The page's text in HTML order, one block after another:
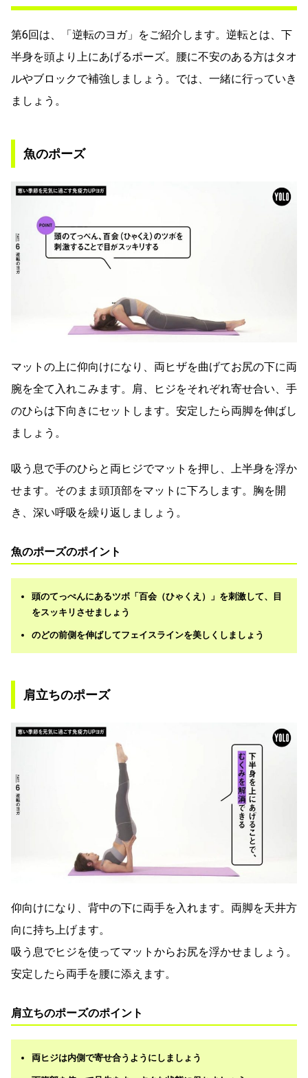
第6回は、「逆転のヨガ」をご紹介します。逆転とは、下
半身を頭より上にあげるポーズ。腰に不安のある方はタオ
ルやブロックで補強しましょう。では、一緒に行っていき
ましょう。
魚のポーズ
マットの上に仰向けになり、両ヒザを曲げてお尻の下に両
腕を全て入れこみます。肩、ヒジをそれぞれ寄せ合い、手
のひらは下向きにセットします。安定したら両脚を伸ばし
ましょう。
吸う息で手のひらと両ヒジでマットを押し、上半身を浮か
せます。そのまま頭頂部をマットに下ろします。胸を開
き、深い呼吸を繰り返しましょう。
魚のポーズのポイント
頭のてっぺんにあるツボ「百会（ひゃくえ）」を刺激して、目
をスッキリさせましょう
のどの前側を伸ばしてフェイスラインを美しくしましょう
肩立ちのポーズ
仰向けになり、背中の下に両手を入れます。両脚を天井方
向に持ち上げます。
吸う息でヒジを使ってマットからお尻を浮かせましょう。
安定したら両手を腰に添えます。
肩立ちのポーズのポイント
両ヒジは内側で寄せ合うようにしましょう